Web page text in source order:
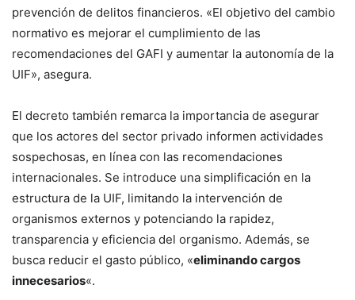
prevención de delitos financieros. «El objetivo del cambio
normativo es mejorar el cumplimiento de las
recomendaciones del GAFI y aumentar la autonomía de la
UIF», asegura.
El decreto también remarca la importancia de asegurar
que los actores del sector privado informen actividades
sospechosas, en línea con las recomendaciones
internacionales. Se introduce una simplificación en la
estructura de la UIF, limitando la intervención de
organismos externos y potenciando la rapidez,
transparencia y eficiencia del organismo. Además, se
busca reducir el gasto público, «eliminando cargos
innecesarios«.